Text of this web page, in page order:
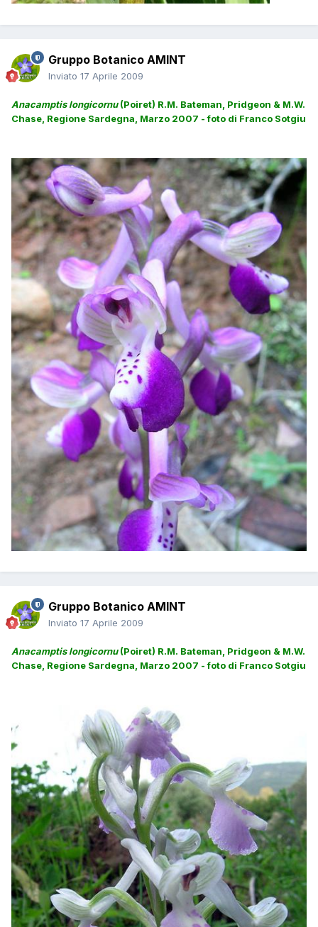
Gruppo Botanico AMINT
Inviato 17 Aprile 2009
Anacamptis longicornu(Poiret) R.M. Bateman, Pridgeon & M.W.
Chase, Regione Sardegna, Marzo 2007 - foto di Franco Sotgiu
Gruppo Botanico AMINT
Inviato 17 Aprile 2009
Anacamptis longicornu(Poiret) R.M. Bateman, Pridgeon & M.W.
Chase, Regione Sardegna, Marzo 2007 - foto di Franco Sotgiu